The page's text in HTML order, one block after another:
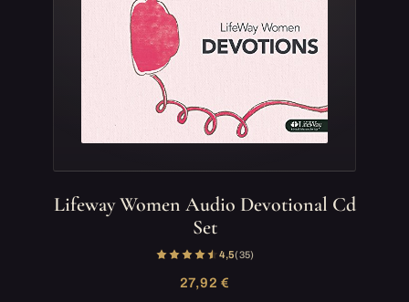
Lifeway Women Audio Devotional Cd
Set
4,5(35)
27,92 €